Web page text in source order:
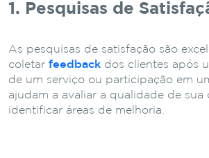
1. Pesquisas de
As pesquisas de satisfação são
coletar feedback dos clientes após
de um serviço ou participação em
ajudam a avaliar a qualidade de sua
identificar áreas de melhoria.